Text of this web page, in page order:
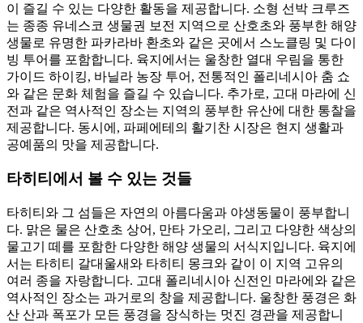
이 즐길 수 있는 다양한 활동을 제공합니다. 소형 선박 크루즈
는 종종 유네스코 생물권 보전 지역으로 산호초와 풍부한 해양
생물로 유명한 파카라바 환초와 같은 곳에서 스노클링 및 다이
빙 투어를 포함합니다. 육지에서는 울창한 열대 우림을 통한
가이드 하이킹, 바닐라 농장 투어, 전통적인 폴리네시아 춤 쇼
와 같은 문화 체험을 즐길 수 있습니다. 추가로, 고대 마라에 신
전과 같은 역사적인 장소는 지역의 풍부한 유산에 대한 통찰을
제공합니다. 동시에, 파페에테의 활기찬 시장은 현지 생활과
공예품의 맛을 제공합니다.
타히티에서 볼 수 있는 것들
타히티와 그 섬들은 자연의 아름다움과 야생동물이 풍부합니
다. 맑은 물은 산호초 상어, 만타 가오리, 그리고 다양한 색상의
물고기 떼를 포함한 다양한 해양 생물의 서식지입니다. 육지에
서는 타히티 갈대울새와 타히티 몽크와 같이 이 지역 고유의
여러 종을 자랑합니다. 고대 폴리네시아 신전인 마라에와 같은
역사적인 장소는 과거로의 창을 제공합니다. 울창한 풍경은 화
산 산과 폭포가 모든 풍경을 장식하는 멋진 경관을 제공합니